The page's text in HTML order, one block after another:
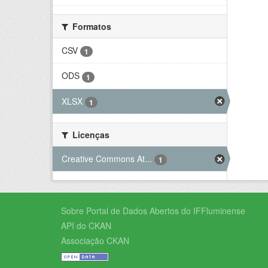
Formatos
CSV
1
ODS 1
XLSX 1
Licenças
Creative Commons At...
1
Sobre Portal de Dados Abertos do IFFluminense
API do CKAN
Associação CKAN